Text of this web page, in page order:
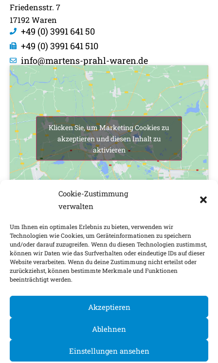
Cookie-Zustimmung
verwalten
Um Ihnen ein optimales Erlebnis zu bieten, verwenden wir
Technologien wie Cookies, um Geräteinformationen zu speichern
und/oder darauf zuzugreifen. Wenn du diesen Technologien zustimmst,
können wir Daten wie das Surfverhalten oder eindeutige IDs auf dieser
Website verarbeiten. Wenn du deine Zustimmung nicht erteilst oder
zurückziehst, können bestimmte Merkmale und Funktionen
beeinträchtigt werden.
Akzeptieren
Ablehnen
Einstellungen ansehen
Friedensstr. 7
17192 Waren
+49 (0) 3991 641 50
+49 (0) 3991 641 510
info@martens-prahl-waren.de
Klicken Sie, um Marketing Cookies zu
akzeptieren und diesen Inhalt zu
aktivieren
Impressum Nachhaltigkeitsfaktoren
Datenschutz Barrierefreiheit Kontakt
Cookie-Einstellungen
©